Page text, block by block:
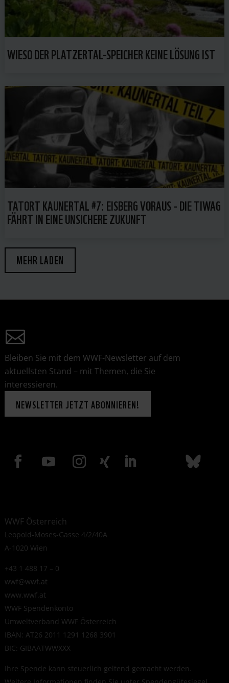
WIESO DER PLATZERTAL-SPEICHER KEINE LÖSUNG IST
TATORT KAUNERTAL #7: EISBERG VORAUS - DIE TIWAG
FÄHRT IN EINE UNSICHERE ZUKUNFT
MEHR LADEN
Bleiben Sie mit dem WWF-Newsletter auf dem
aktuellsten Stand – mit Themen, die Sie
interessieren.
NEWSLETTER JETZT ABONNIEREN!
WWF Österreich
Leopold-Moses-Gasse 4/2/40A
A-1020 Wien
+43 1 488 17 – 0
wwf@wwf.at
www.wwf.at
WWF Spendenkonto
Umweltverband WWF Österreich
IBAN: AT26 2011 1291 1268 3901
BIC: GIBAATWWXXX
Ihre Spende kann steuerlich geltend gemacht werden.